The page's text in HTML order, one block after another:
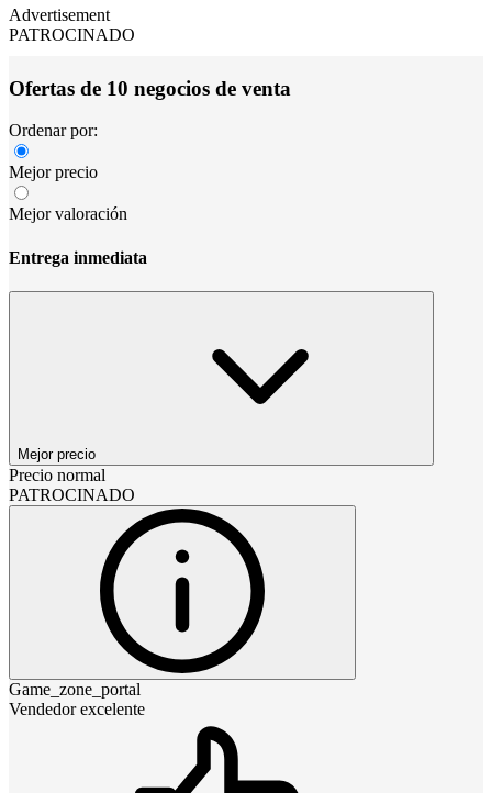
Advertisement
PATROCINADO
Ofertas de 10 negocios de venta
Ordenar por:
Mejor precio
Mejor valoración
Entrega inmediata
Mejor precio
Precio normal
PATROCINADO
Game_zone_portal
Vendedor excelente